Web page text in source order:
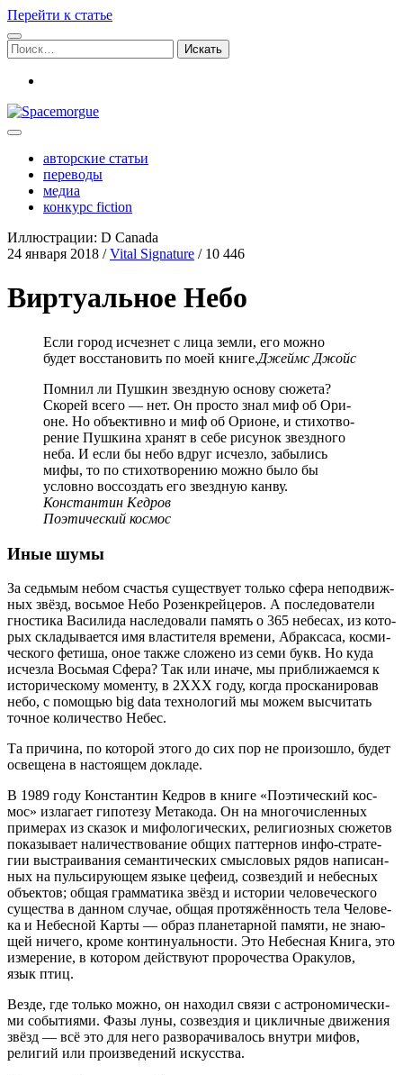
Перейти к статье
Поиск:
Spacemorgue
авторские статьи
переводы
медиа
конкурс fiction
Иллюстрации: D Canada
24 января 2018 /Vital Signature / 10 446
Виртуальное Небо
Если город исчез­нет с лица зем­ли, его мож­но
будет вос­ста­но­вить по моей кни­ге.Джеймс Джойс
Пом­нил ли Пуш­кин звезд­ную осно­ву сюже­та?
Ско­рей все­го — нет. Он про­сто знал миф об Ори­
оне. Но объ­ек­тив­но и миф об Ори­оне, и сти­хо­тво­
ре­ние Пуш­ки­на хра­нят в себе рису­нок звезд­но­го
неба. И если бы небо вдруг исчез­ло, забы­лись
мифы, то по сти­хо­тво­ре­нию мож­но было бы
услов­но вос­со­здать его звезд­ную канву.
Кон­стан­тин Кедров
Поэ­ти­че­ский космос
Иные шумы
За седь­мым небом сча­стья суще­ству­ет толь­ко сфе­ра непо­движ­
ных звёзд, вось­мое Небо Розен­крей­це­ров. А после­до­ва­те­ли
гно­сти­ка Васи­ли­да насле­до­ва­ли память о 365 небе­сах, из кото­
рых скла­ды­ва­ет­ся имя вла­сти­те­ля вре­ме­ни, Абрак­са­са, кос­ми­
че­ско­го фети­ша, оное так­же сло­же­но из семи букв. Но куда
исчез­ла Вось­мая Сфе­ра? Так или ина­че, мы при­бли­жа­ем­ся к
исто­ри­че­ско­му момен­ту, в 2XXX году, когда про­ска­ни­ро­вав
небо, с помо­щью big data тех­но­ло­гий мы можем высчи­тать
точ­ное коли­че­ство Небес.
Та при­чи­на, по кото­рой это­го до сих пор не про­изо­шло, будет
осве­ще­на в насто­я­щем докладе.
В 1989 году Кон­стан­тин Кед­ров в кни­ге «Поэ­ти­че­ский кос­
мос» изла­га­ет гипо­те­зу Мета­ко­да. Он на мно­го­чис­лен­ных
при­ме­рах из ска­зок и мифо­ло­ги­че­ских, рели­ги­оз­ных сюже­тов
пока­зы­ва­ет нали­че­ство­ва­ние общих пат­тер­нов инфо-стра­те­
гии выстра­и­ва­ния семан­ти­че­ских смыс­ло­вых рядов напи­сан­
ных на пуль­си­ру­ю­щем язы­ке цефе­ид, созвез­дий и небес­ных
объ­ек­тов; общая грам­ма­ти­ка звёзд и исто­рии чело­ве­че­ско­го
суще­ства в дан­ном слу­чае, общая про­тя­жён­ность тела Чело­ве­
ка и Небес­ной Кар­ты — образ пла­не­тар­ной памя­ти, не зна­ю­
щей ниче­го, кро­ме кон­ти­ну­аль­но­сти. Это Небес­ная Кни­га, это
изме­ре­ние, в кото­ром дей­ству­ют про­ро­че­ства Ора­ку­лов,
язык птиц.
Вез­де, где толь­ко мож­но, он нахо­дил свя­зи с аст­ро­но­ми­че­ски­
ми собы­ти­я­ми. Фазы луны, созвез­дия и цик­лич­ные дви­же­ния
звёзд — всё это для него раз­во­ра­чи­ва­лось внут­ри мифов,
рели­гий или про­из­ве­де­ний искусства.